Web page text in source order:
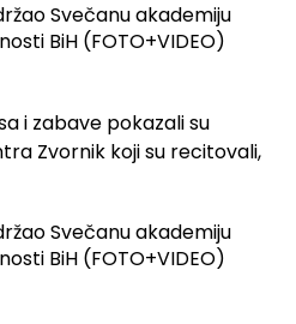
i zabave pokazali su
Zvornik koji su recitovali,